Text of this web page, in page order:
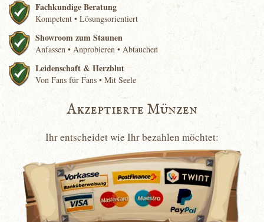
Fachkundige Beratung
Kompetent • Lösungsorientiert
Showroom zum Staunen
Anfassen • Anprobieren • Abtauchen
Leidenschaft & Herzblut
Von Fans für Fans • Mit Seele
Akzeptierte Münzen
Ihr entscheidet wie Ihr bezahlen möchtet: